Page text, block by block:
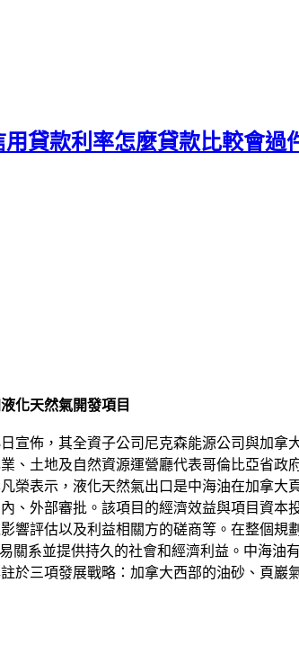
貸款利率怎麼貸款比較會過
化天然氣開發項目
宣佈，其全資子公司尼克森能源公司與加
、土地及自然資源運營廳代表哥倫比亞省
榮表示，液化天然氣出口是中海油在加拿
、外部審批。該項目的經濟效益與項目資
響評估以及利益相關方的磋商等。在整個
關系並提供持久的社會和經濟利益。中海油
於三項發展戰略：加拿大西部的油砂、頁